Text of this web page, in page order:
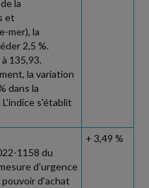
la
et
mer), la
2,5 %.
135,93.
la variation
dans la
s'établit
1158 du
d'urgence
d'achat
+ 3,49 %